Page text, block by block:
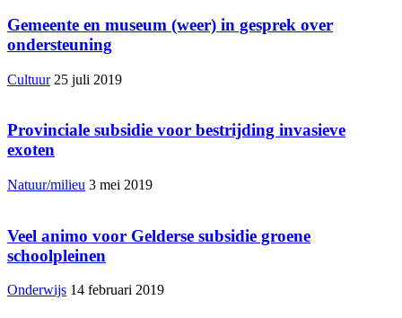
Gemeente en museum (weer) in gesprek over
ondersteuning
Cultuur 25 juli 2019
Provinciale subsidie voor bestrijding invasieve
exoten
Natuur/milieu 3 mei 2019
Veel animo voor Gelderse subsidie groene
schoolpleinen
Onderwijs 14 februari 2019